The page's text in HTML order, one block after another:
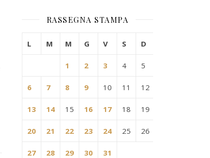
RASSEGNA STAMPA
L M M G V S D
1 2 3 4 5
6 7 8 9 10 11 12
13 14 15 16 17 18 19
20 21 22 23 24 25 26
27 28 29 30 31